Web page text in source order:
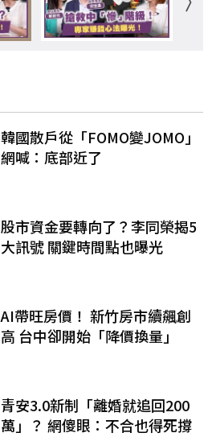
韓國散戶從「FOMO變JOMO」
網喊：底部近了
股市資金要轉向了？李同榮揭5
大訊號 關鍵時間點也曝光
AI帶旺房價！ 新竹房市續飆創
高 台中卻開始「降價換量」
青安3.0新制「離婚就追回200
萬」？ 網傻眼：不合也得死撐